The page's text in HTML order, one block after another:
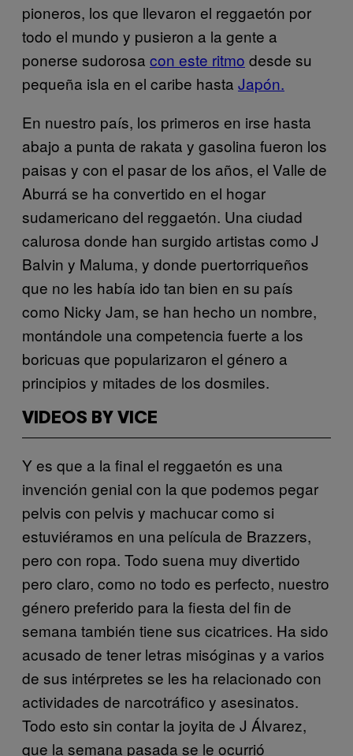
pioneros, los que llevaron el reggaetón por
todo el mundo y pusieron a la gente a
ponerse sudorosa con este ritmo desde su
pequeña isla en el caribe hasta Japón.
En nuestro país, los primeros en irse hasta
abajo a punta de rakata y gasolina fueron los
paisas y con el pasar de los años, el Valle de
Aburrá se ha convertido en el hogar
sudamericano del reggaetón. Una ciudad
calurosa donde han surgido artistas como J
Balvin y Maluma, y donde puertorriqueños
que no les había ido tan bien en su país
como Nicky Jam, se han hecho un nombre,
montándole una competencia fuerte a los
boricuas que popularizaron el género a
principios y mitades de los dosmiles.
VIDEOS BY VICE
Y es que a la final el reggaetón es una
invención genial con la que podemos pegar
pelvis con pelvis y machucar como si
estuviéramos en una película de Brazzers,
pero con ropa. Todo suena muy divertido
pero claro, como no todo es perfecto, nuestro
género preferido para la fiesta del fin de
semana también tiene sus cicatrices. Ha sido
acusado de tener letras misóginas y a varios
de sus intérpretes se les ha relacionado con
actividades de narcotráfico y asesinatos.
Todo esto sin contar la joyita de J Álvarez,
que la semana pasada se le ocurrió